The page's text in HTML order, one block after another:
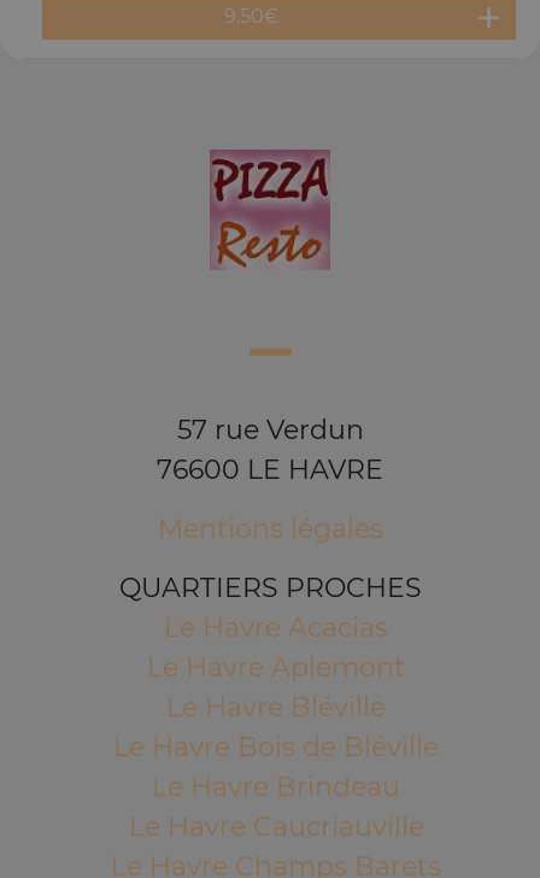
9.50€
57 rue Verdun
76600 LE HAVRE
Mentions légales
QUARTIERS PROCHES
Le Havre Acacias
Le Havre Aplemont
Le Havre Bléville
Le Havre Bois de Bléville
Le Havre Brindeau
Le Havre Caucriauville
Le Havre Champs Barets